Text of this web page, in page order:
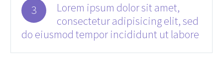
3
Lorem ipsum dolor sit amet,
consectetur adipisicing elit, sed
do eiusmod tempor incididunt ut labore